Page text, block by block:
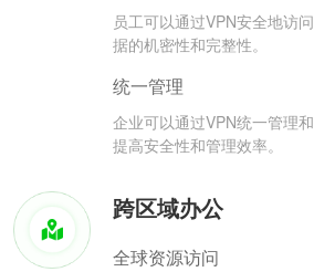
员工可以通过VPN安全地访
据的机密性和完整性。
统一管理
企业可以通过VPN统一管理
提高安全性和管理效率。
跨区域办公
全球资源访问